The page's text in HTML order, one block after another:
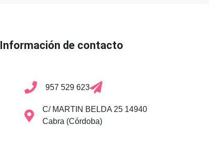
Información de contacto
957 529 623
C/ MARTIN BELDA 25 14940
Cabra (Córdoba)